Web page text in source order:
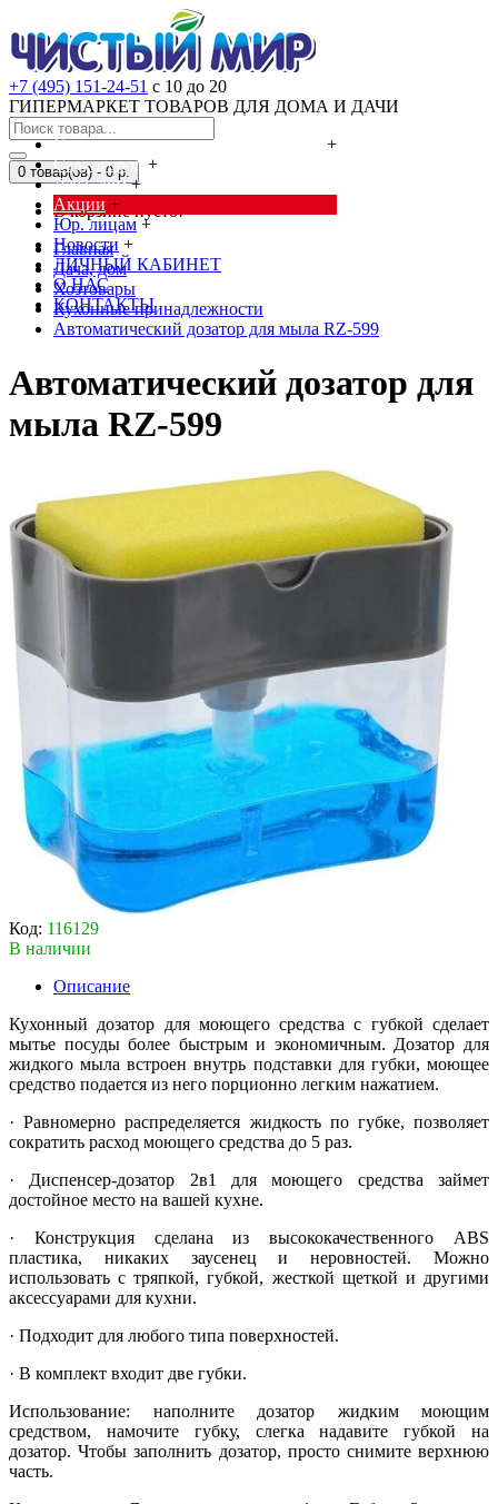
+7 (495) 151-24-51 с 10 до 20
ГИПЕРМАРКЕТ ТОВАРОВ ДЛЯ ДОМА И ДАЧИ
Cредства от насекомых и грызунов
+
Сад, огород +
Дача, дом +
Акции +
Юр. лицам +
Новости +
ЛИЧНЫЙ КАБИНЕТ
О НАС
КОНТАКТЫ
0 товар(ов) - 0 р.
В корзине пусто!
Главная
Дача, дом
Хозтовары
Кухонные принадлежности
Автоматический дозатор для мыла RZ-599
Автоматический дозатор для
мыла RZ-599
Код: 116129
В наличии
Описание
Кухонный дозатор для моющего средства с губкой сделает
мытье посуды более быстрым и экономичным. Дозатор для
жидкого мыла встроен внутрь подставки для губки, моющее
средство подается из него порционно легким нажатием.
· Равномерно распределяется жидкость по губке, позволяет
сократить расход моющего средства до 5 раз.
· Диспенсер-дозатор 2в1 для моющего средства займет
достойное место на вашей кухне.
· Конструкция сделана из высококачественного ABS
пластика, никаких заусенец и неровностей. Можно
использовать с тряпкой, губкой, жесткой щеткой и другими
аксессуарами для кухни.
· Подходит для любого типа поверхностей.
· В комплект входит две губки.
Использование: наполните дозатор жидким моющим
средством, намочите губку, слегка надавите губкой на
дозатор. Чтобы заполнить дозатор, просто снимите верхнюю
часть.